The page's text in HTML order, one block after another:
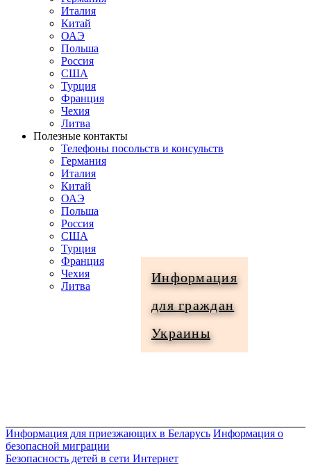
Италия
Китай
ОАЭ
Польша
Россия
США
Турция
Франция
Чехия
Литва
Полезные контакты
Телефоны посольств и консульств
Германия
Италия
Китай
ОАЭ
Польша
Россия
США
Турция
Франция
Чехия
Литва
Информация
для граждан
Украины
Информация для приезжающих в Беларусь Информация о
безопасной миграции
Безопасность детей в сети Интернет